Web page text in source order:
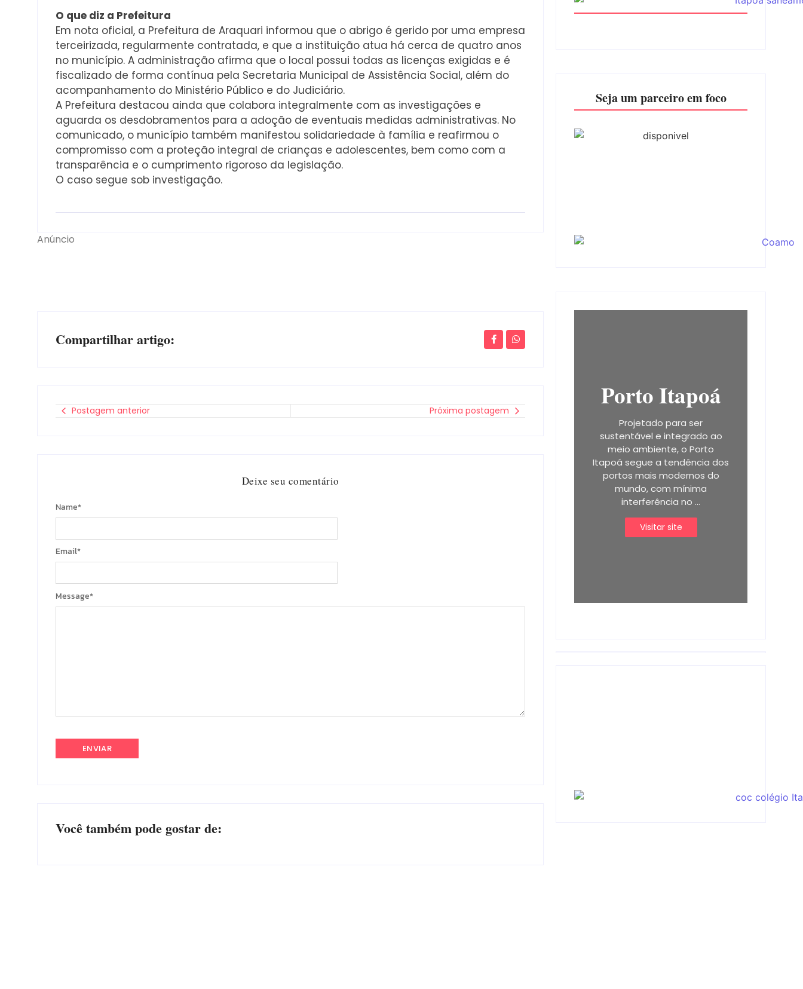
O que diz a Prefeitura
Em nota oficial, a Prefeitura de Araquari informou que o abrigo é gerido por uma empresa
terceirizada, regularmente contratada, e que a instituição atua há cerca de quatro anos
no município. A administração afirma que o local possui todas as licenças exigidas e é
fiscalizado de forma contínua pela Secretaria Municipal de Assistência Social, além do
acompanhamento do Ministério Público e do Judiciário.
A Prefeitura destacou ainda que colabora integralmente com as investigações e
aguarda os desdobramentos para a adoção de eventuais medidas administrativas. No
comunicado, o município também manifestou solidariedade à família e reafirmou o
compromisso com a proteção integral de crianças e adolescentes, bem como com a
transparência e o cumprimento rigoroso da legislação.
O caso segue sob investigação.
Anúncio
Compartilhar artigo:
Postagem anterior Próxima postagem
Deixe seu comentário
Message*
Name*
Email*
Você também pode gostar de:
Seja um parceiro em foco
Porto Itapoá
Projetado para ser
sustentável e integrado ao
meio ambiente, o Porto
Itapoá segue a tendência dos
portos mais modernos do
mundo, com mínima
interferência no ...
Visitar site